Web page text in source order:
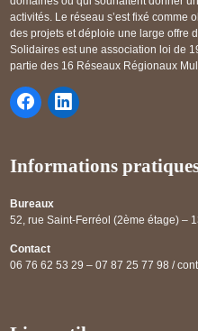
activités. Le réseau s’est fixé comme
des projets et déploie une large offre
Solidaires est une association loi de
partie des 16 Réseaux Régionaux
Informations
Bureaux
52, rue Saint-Ferréol (2ème étage) –
Contact
06 76 62 53 29 – 07 87 25 77 98 /